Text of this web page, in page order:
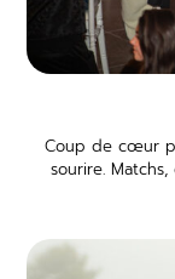
Coup de cœur
sourire.